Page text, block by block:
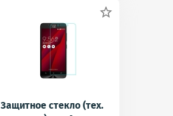

Защитное стекло (тех.